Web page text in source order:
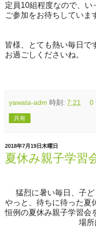
定員10組程度なので、い
ご参加をお待ちしていま
皆様、とても熱い毎日で
お過ごしくださいね。
yawata-adm 時刻: 7:21 0
共有
2018年7月19日木曜日
夏休み親子学習
猛烈に暑い毎日、子ど
やっと、待ちに待った夏
恒例の夏休み親子学習会
場所